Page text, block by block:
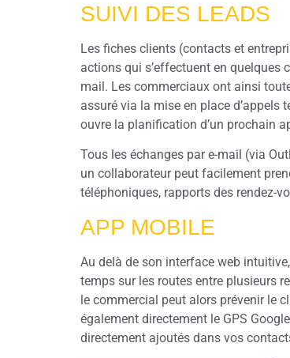
SUIVI DES LEADS
Les fiches clients (contacts et
actions qui s’effectuent en quelques
mail. Les commerciaux ont ainsi
assuré via la mise en place d’appels
ouvre la planification d’un prochain
Tous les échanges par e-mail (via
un collaborateur peut facilement
téléphoniques, rapports des rendez-
APP MOBILE
Au delà de son interface web
temps sur les routes entre plusieurs
le commercial peut alors prévenir le
également directement le GPS
directement ajoutés dans vos